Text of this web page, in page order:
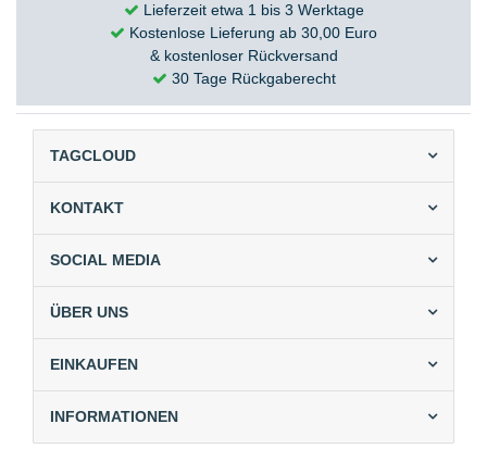
Lieferzeit etwa 1 bis 3 Werktage
Kostenlose Lieferung ab 30,00 Euro
& kostenloser Rückversand
30 Tage Rückgaberecht
TAGCLOUD
KONTAKT
SOCIAL MEDIA
ÜBER UNS
EINKAUFEN
INFORMATIONEN